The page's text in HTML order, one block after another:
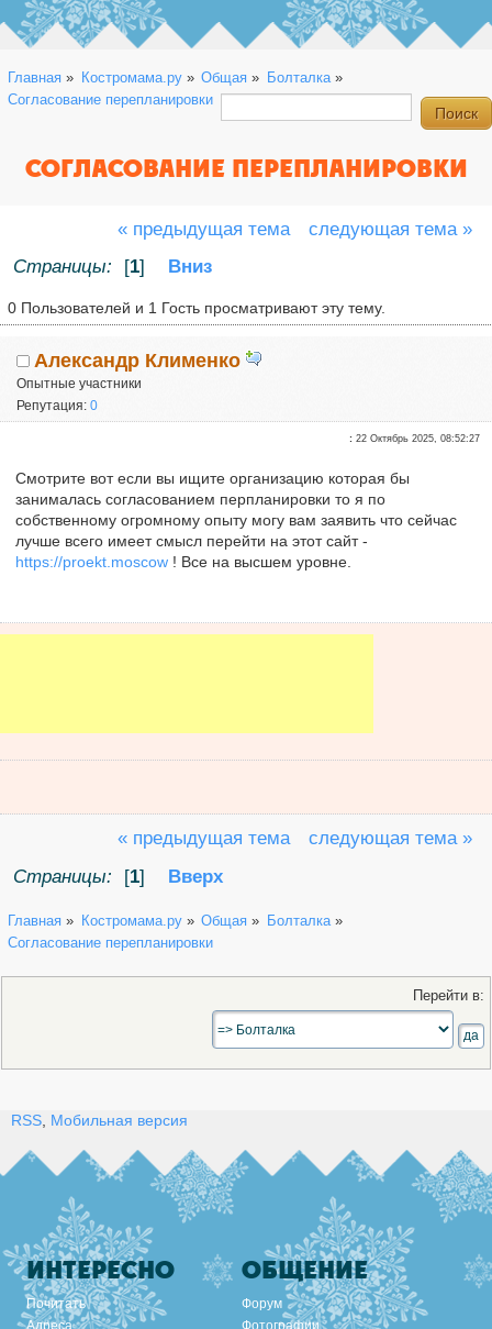
Главная » Костромама.ру» Общая » Болталка»
Согласование перепланировки
СОГЛАСОВАНИЕ ПЕРЕПЛАНИРОВКИ
« предыдущая тема
следующая тема »
Страницы:
[1] Вниз
0 Пользователей и 1 Гость просматривают эту тему.
Александр Клименко
Опытные участники
Репутация:0
:22 Октябрь 2025, 08:52:27
Смотрите вот если вы ищите организацию которая бы
занималась согласованием перпланировки то я по
собственному огромному опыту могу вам заявить что сейчас
лучше всего имеет смысл перейти на этот сайт -
https://proekt.moscow ! Все на высшем уровне.
« предыдущая тема
следующая тема »
Страницы:
[1] Вверх
Главная » Костромама.ру» Общая » Болталка»
Согласование перепланировки
Перейти в:
RSS, Мобильная версия
ИНТЕРЕСНО
Почитать
ОБЩЕНИЕ
Форум